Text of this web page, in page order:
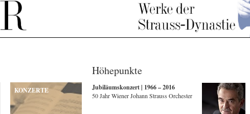
KONZERTE
Höhepunkte
Jubiläumskonzert | 1966 – 2016
50 Jahr Wiener Johann Strauss Orchester